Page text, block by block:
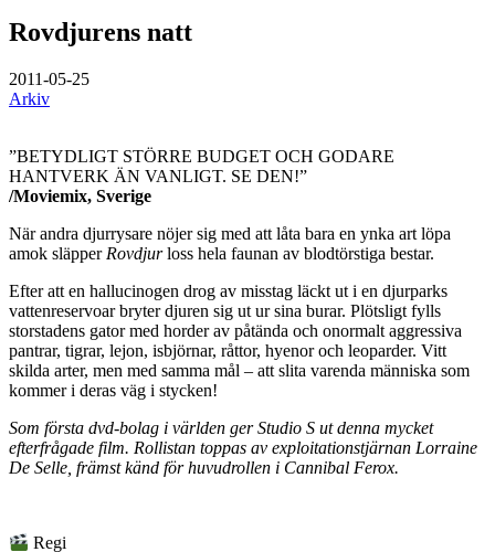
Rovdjurens natt
2011-05-25
Arkiv
”BETYDLIGT STÖRRE BUDGET OCH GODARE
HANTVERK ÄN VANLIGT. SE DEN!”
/Moviemix, Sverige
När andra djurrysare nöjer sig med att låta bara en ynka art löpa
amok släpper Rovdjurloss hela faunan av blodtörstiga bestar.
Efter att en hallucinogen drog av misstag läckt ut i en djurparks
vattenreservoar bryter djuren sig ut ur sina burar. Plötsligt fylls
storstadens gator med horder av påtända och onormalt aggressiva
pantrar, tigrar, lejon, isbjörnar, råttor, hyenor och leoparder. Vitt
skilda arter, men med samma mål – att slita varenda människa som
kommer i deras väg i stycken!
Som första dvd-bolag i världen ger Studio S ut denna mycket
efterfrågade film. Rollistan toppas av exploitationstjärnan Lorraine
De Selle, främst känd för huvudrollen i Cannibal Ferox.
Regi